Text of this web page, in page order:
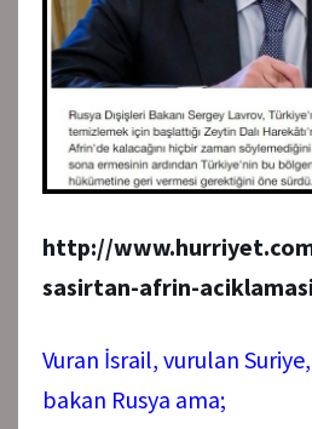
http://
sasirtan-afrin-
Vuran İsrail, vurulan Suriye,
bakan Rusya ama;